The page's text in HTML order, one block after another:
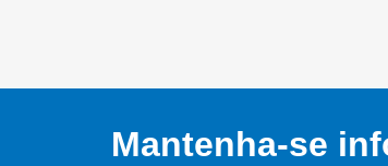
Mantenha-se